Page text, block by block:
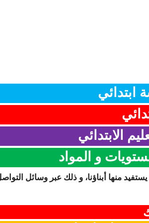
ابتدائي
الابتدائي
و المواد
منها أبناؤنا، و ذلك عبر وسائل